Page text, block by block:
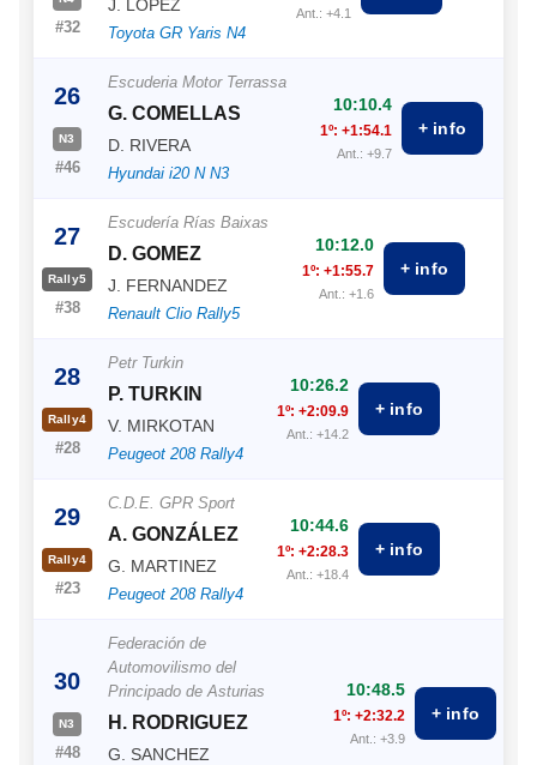
#32
J. LÓPEZ
Toyota GR Yaris N4
Ant.: +4.1
26
N3
#46
Escuderia Motor Terrassa
G. COMELLAS
D. RIVERA
Hyundai i20 N N3
10:10.4
1º: +1:54.1
Ant.: +9.7
+ info
27
Rally5
#38
Escudería Rías Baixas
D. GOMEZ
J. FERNANDEZ
Renault Clio Rally5
10:12.0
1º: +1:55.7
Ant.: +1.6
+ info
28
Rally4
#28
Petr Turkin
P. TURKIN
V. MIRKOTAN
Peugeot 208 Rally4
10:26.2
1º: +2:09.9
Ant.: +14.2
+ info
29
Rally4
#23
C.D.E. GPR Sport
A. GONZÁLEZ
G. MARTINEZ
Peugeot 208 Rally4
10:44.6
1º: +2:28.3
Ant.: +18.4
+ info
30
N3
#48
Federación de
Automovilismo del
Principado de Asturias
H. RODRIGUEZ
G. SANCHEZ
10:48.5
1º: +2:32.2
Ant.: +3.9
+ info